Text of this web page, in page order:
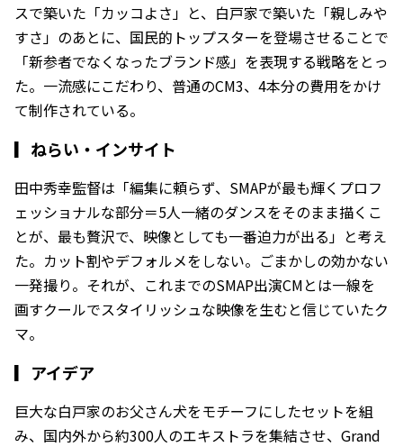
スで築いた「カッコよさ」と、白戸家で築いた「親しみや
すさ」のあとに、国民的トップスターを登場させることで
「新参者でなくなったブランド感」を表現する戦略をとっ
た。一流感にこだわり、普通のCM3、4本分の費用をかけ
て制作されている。
▎ ねらい・インサイト
田中秀幸監督は「編集に頼らず、SMAPが最も輝くプロフ
ェッショナルな部分＝5人一緒のダンスをそのまま描くこ
とが、最も贅沢で、映像としても一番迫力が出る」と考え
た。カット割やデフォルメをしない。ごまかしの効かない
一発撮り。それが、これまでのSMAP出演CMとは一線を
画すクールでスタイリッシュな映像を生むと信じていたク
マ。
▎ アイデア
巨大な白戸家のお父さん犬をモチーフにしたセットを組
み、国内外から約300人のエキストラを集結させ、Grand